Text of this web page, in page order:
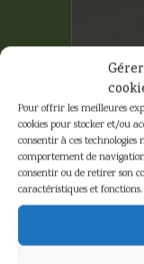
Pour offrir les meilleures
cookies pour stocker et/ou
consentir à ces
comportement de
consentir ou de retirer son
caractéristiques et fonctions.